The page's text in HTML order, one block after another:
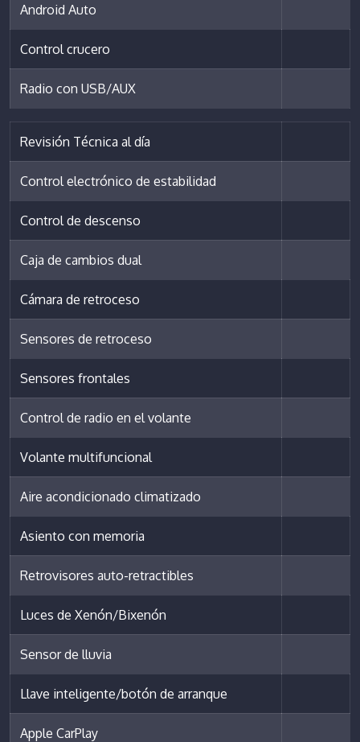
Android Auto
Control crucero
Radio con USB/AUX
Revisión Técnica al día
Control electrónico de estabilidad
Control de descenso
Caja de cambios dual
Cámara de retroceso
Sensores de retroceso
Sensores frontales
Control de radio en el volante
Volante multifuncional
Aire acondicionado climatizado
Asiento con memoria
Retrovisores auto-retractibles
Luces de Xenón/Bixenón
Sensor de lluvia
Llave inteligente/botón de arranque
Apple CarPlay